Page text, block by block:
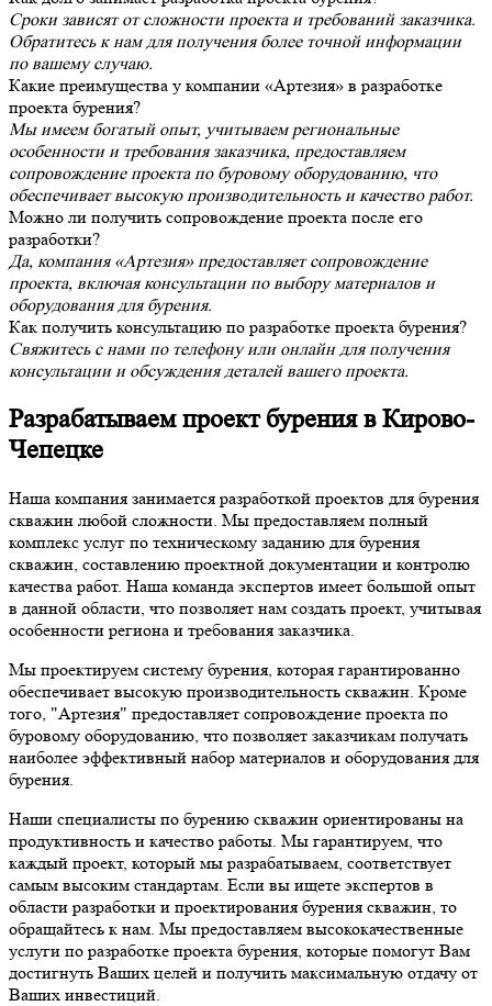
Сроки зависят от сложности проекта и требований заказчика.
Обратитесь к нам для получения более точной информации
по вашему случаю.
Какие преимущества у компании «Артезия» в разработке
проекта бурения?
Мы имеем богатый опыт, учитываем региональные
особенности и требования заказчика, предоставляем
сопровождение проекта по буровому оборудованию, что
обеспечивает высокую производительность и качество работ.
Можно ли получить сопровождение проекта после его
разработки?
Да, компания «Артезия» предоставляет сопровождение
проекта, включая консультации по выбору материалов и
оборудования для бурения.
Как получить консультацию по разработке проекта бурения?
Свяжитесь с нами по телефону или онлайн для получения
консультации и обсуждения деталей вашего проекта.
Разрабатываем проект бурения в Кирово-
Чепецке
Наша компания занимается разработкой проектов для бурения
скважин любой сложности. Мы предоставляем полный
комплекс услуг по техническому заданию для бурения
скважин, составлению проектной документации и контролю
качества работ. Наша команда экспертов имеет большой опыт
в данной области, что позволяет нам создать проект, учитывая
особенности региона и требования заказчика.
Мы проектируем систему бурения, которая гарантированно
обеспечивает высокую производительность скважин. Кроме
того, "Артезия" предоставляет сопровождение проекта по
буровому оборудованию, что позволяет заказчикам получать
наиболее эффективный набор материалов и оборудования для
бурения.
Наши специалисты по бурению скважин ориентированы на
продуктивность и качество работы. Мы гарантируем, что
каждый проект, который мы разрабатываем, соответствует
самым высоким стандартам. Если вы ищете экспертов в
области разработки и проектирования бурения скважин, то
обращайтесь к нам. Мы предоставляем высококачественные
услуги по разработке проекта бурения, которые помогут Вам
достигнуть Ваших целей и получить максимальную отдачу от
Ваших инвестиций.